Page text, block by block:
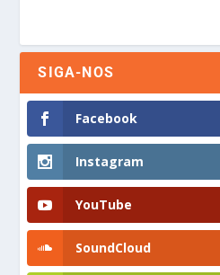
SIGA-NOS
Facebook
Instagram
YouTube
SoundCloud